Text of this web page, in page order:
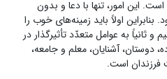
این امور، تنها با دعا و بدون
اولاً باید زمینه‌های خوب را
و ثانیاً به عوامل متعدّد تأثیرگذار در
دوستان، آشنایان، معلم و جامعه،
فرزندان است.